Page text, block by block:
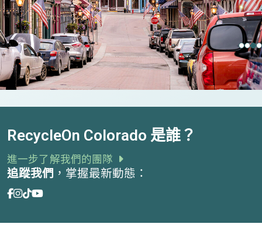
RecycleOn Colorado 是誰？
進一步了解我們的團隊
追蹤我們 ，掌握最新動態：